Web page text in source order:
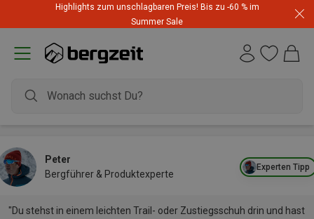
Highlights zum unschlagbaren Preis! Bis zu -60 % im
Summer Sale
Experten Tipp
Peter
Bergführer & Produktexperte
"Du stehst in einem leichten Trail- oder Zustiegsschuh drin und hast